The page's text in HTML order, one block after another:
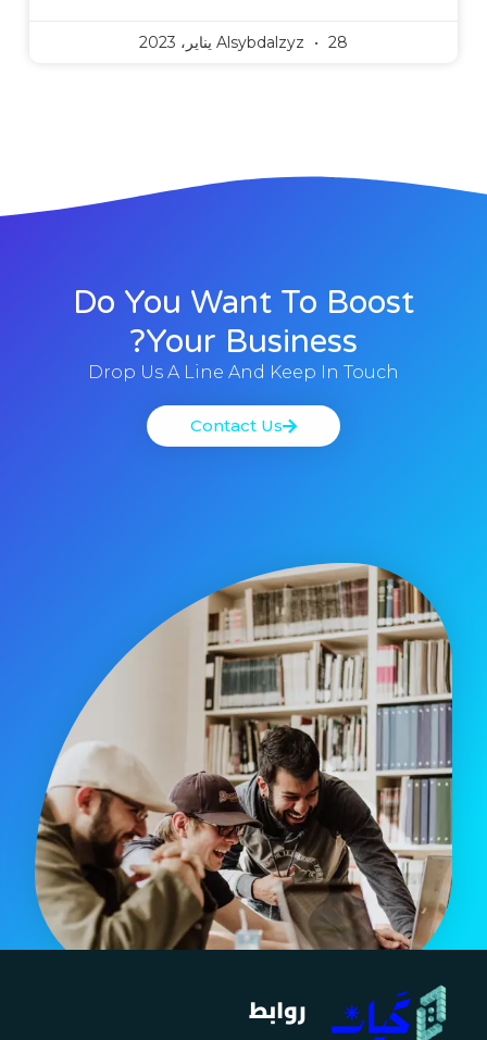
Alsybdalzyz 28 يناير، 2023
Do You Want To Boost
Your Business?
Drop Us A Line And Keep In Touch
Contact Us
روابط